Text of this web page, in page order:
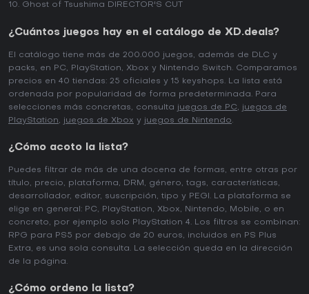
Ghost of Tsushima DIRECTOR'S CUT
¿Cuántos juegos hay en el catálogo de XD.deals?
El catálogo tiene más de 200.000 juegos, además de DLC y
packs, en PC, PlayStation, Xbox y Nintendo Switch. Comparamos
precios en 40 tiendas: 25 oficiales y 15 keyshops. La lista está
ordenada por popularidad de forma predeterminada. Para
selecciones más concretas, consulta juegos de PC, juegos de
PlayStation, juegos de Xbox y juegos de Nintendo.
¿Cómo acoto la lista?
Puedes filtrar de más de una docena de formas, entre otras por
título, precio, plataforma, DRM, género, tags, características,
desarrollador, editor, suscripción, tipo y PEGI. La plataforma se
elige en general: PC, PlayStation, Xbox, Nintendo, Mobile, o en
concreto, por ejemplo solo PlayStation 4. Los filtros se combinan:
RPG para PS5 por debajo de 20 euros, incluidos en PS Plus
Extra, es una sola consulta. La selección queda en la dirección
de la página.
¿Cómo ordeno la lista?